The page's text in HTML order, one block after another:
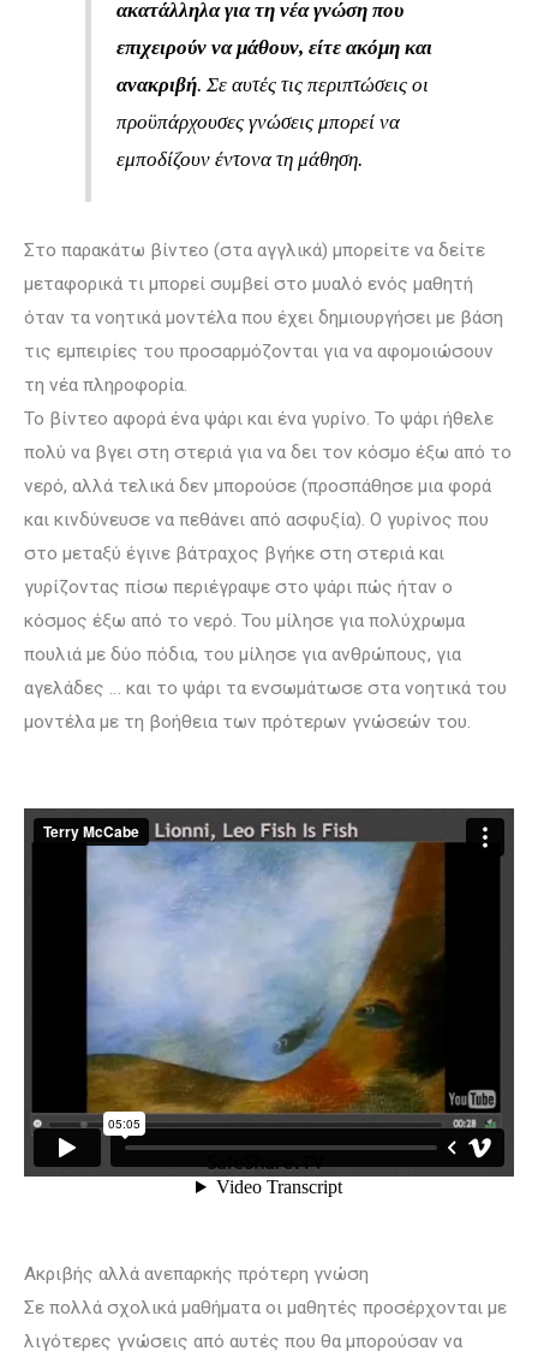
ακατάλ­ληλα για τη νέα γνώση που
επιχειρούν να μάθουν, είτε ακόμη και
ανακριβή. Σε αυτές τις περιπτώσεις οι
προϋπάρχουσες γνώσεις μπορεί να
εμποδίζουν έντονα τη μάθηση.
Στο παρακάτω βίντεο (στα αγγλικά) μπορείτε να δείτε
μεταφορικά τι μπορεί συμβεί στο μυαλό ενός μαθητή
όταν τα νοητικά μοντέλα που έχει δημιουρ­γή­σει με βάση
τις εμπειρίες του προσαρμόζονται για να αφομοιώσουν
τη νέα πληροφορία.
Το βίντεο αφορά ένα ψάρι και ένα γυρίνο. Το ψάρι ήθελε
πολύ να βγει στη στεριά για να δει τον κόσμο έξω από το
νερό, αλλά τελικά δεν μπορούσε (προσπάθησε μια φορά
και κινδύνευσε να πεθάνει από ασφυξία). Ο γυρίνος που
στο μεταξύ έγινε βάτραχος βγήκε στη στεριά και
γυρίζοντας πίσω περιέγραψε στο ψάρι πώς ήταν ο
κόσμος έξω από το νερό. Του μίλησε για πολύχρωμα
πουλιά με δύο πόδια, του μίλησε για ανθρώπους, για
αγελάδες … και το ψάρι τα ενσωμάτωσε στα νοητικά του
μοντέλα με τη βοήθεια των πρότερων γνώσεών του.
Ακριβής αλλά ανεπαρκής πρότερη γνώση
Σε πολλά σχολικά μαθήματα οι μαθητές προσέρχονται με
λιγότερες γνώσεις από αυτές που θα μπορούσαν να